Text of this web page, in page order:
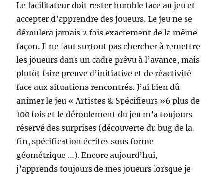
Le facilitateur doit rester humble face au jeu et
accepter d’apprendre des joueurs. Le jeu ne se
déroulera jamais 2 fois exactement de la même
façon. Il ne faut surtout pas chercher à remettre
les joueurs dans un cadre prévu à l’avance, mais
plutôt faire preuve d’initiative et de réactivité
face aux situations rencontrés. J’ai bien dû
animer le jeu « Artistes & Spécifieurs »6 plus de
100 fois et le déroulement du jeu m’a toujours
réservé des surprises (découverte du bug de la
fin, spécification écrites sous forme
géométrique …). Encore aujourd’hui,
j’apprends toujours de mes joueurs lorsque je